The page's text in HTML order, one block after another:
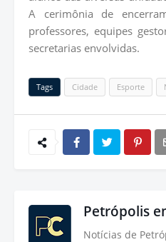
A cerimônia de
professores, equipes
secretarias envolvidas.
Tags Cidade Esporte
Petrópolis
Notícias de